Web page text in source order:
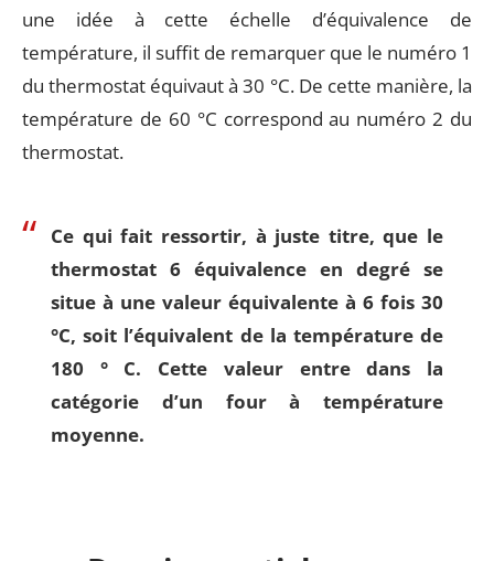
une idée à cette échelle d’équivalence de
température, il suffit de remarquer que le numéro 1
du thermostat équivaut à 30 °C. De cette manière, la
température de 60 °C correspond au numéro 2 du
thermostat.
Ce qui fait ressortir, à juste titre, que le
thermostat 6 équivalence en degré se
situe à une valeur équivalente à 6 fois 30
°C,soit l’équivalent de la température de
180 ° C. Cette valeur entre dans la
catégorie d’un four à température
moyenne.